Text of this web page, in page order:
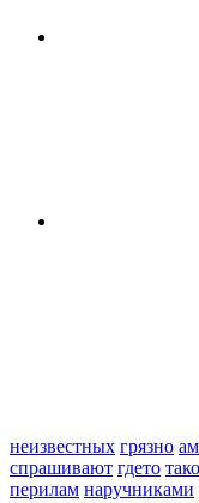
неизвестных грязно
спрашивают гдето
перилам наручниками